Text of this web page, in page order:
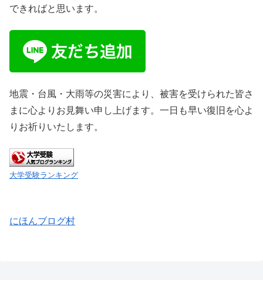
できればと思います。
地震・台風・大雨等の災害により、被害を受けられた皆さ
まに心よりお見舞い申し上げます。一日も早い復旧を心よ
りお祈りいたします。
大学受験ランキング
にほんブログ村